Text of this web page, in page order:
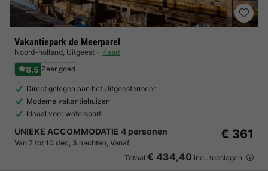
Vakantiepark de Meerparel
Noord-holland, Uitgeest Kaart
8.5 Zeer goed
Direct gelegen aan het Uitgeestermeer
Moderne vakantiehuizen
Ideaal voor watersport
UNIEKE ACCOMMODATIE 4 personen
Van 7 tot 10 dec, 3 nachten, Vanaf
€ 361
Totaal € 434,40 incl. toeslagen